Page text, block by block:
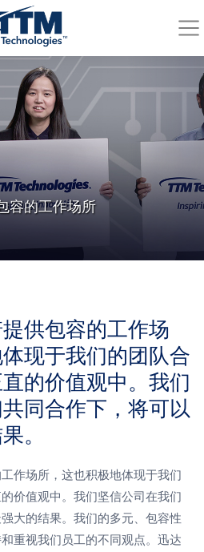
容的工作场所
供包容的工作场
现于我们的团队合
的价值观中。我们
同合作下，将可以
。
作场所，这也积极地体现于我们
价值观中。我们坚信公司在我们
大的结果。我们的多元、包容性
重视我们员工的不同观点。迅达